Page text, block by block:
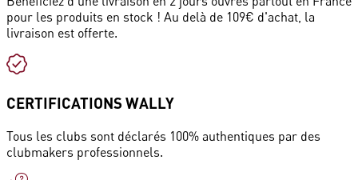
pour les produits en stock ! Au delà de 109€ d'achat, la
livraison est offerte.
CERTIFICATIONS WALLY
Tous les clubs sont déclarés 100% authentiques par des
clubmakers professionnels.